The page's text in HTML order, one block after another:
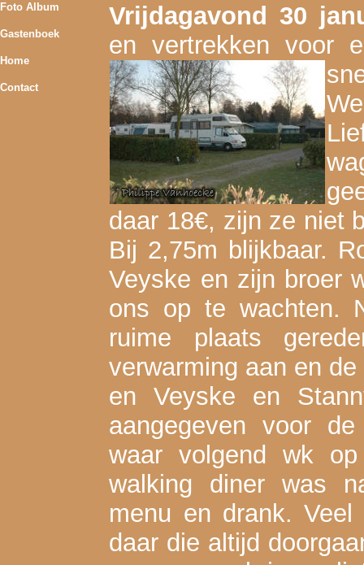
Foto Album
Gastenboek
Home
Contact
Vrijdagavond 30
en vertrekken voor
daar 18€, zijn ze niet
Bij 2,75m blijkbaar.
Veyske en zijn broer
ons op te wachten.
ruime plaats
verwarming aan en
en Veyske en
aangegeven voor
waar volgend wk
walking diner was
menu en drank.
daar die altijd